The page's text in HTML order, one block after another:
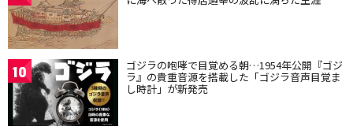
10 ゴジラの咆哮で目覚める朝…1954年公開『ゴジ
ラ』の貴重音源を搭載した「ゴジラ音声目覚ま
し時計」が新発売